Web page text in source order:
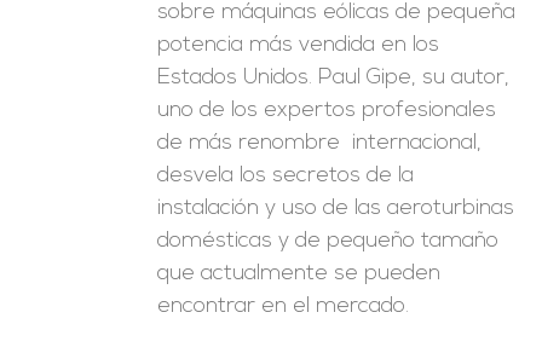
sobre máquinas eólicas de pequeña
potencia más vendida en los
Estados Unidos. Paul Gipe, su autor,
uno de los expertos profesionales
de más renombre internacional,
desvela los secretos de la
instalación y uso de las aeroturbinas
domésticas y de pequeño tamaño
que actualmente se pueden
encontrar en el mercado.